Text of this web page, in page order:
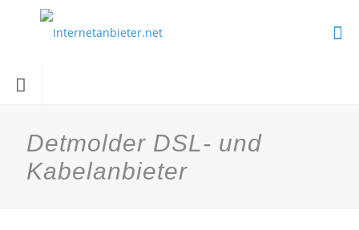
Detmolder DSL- und
Kabelanbieter